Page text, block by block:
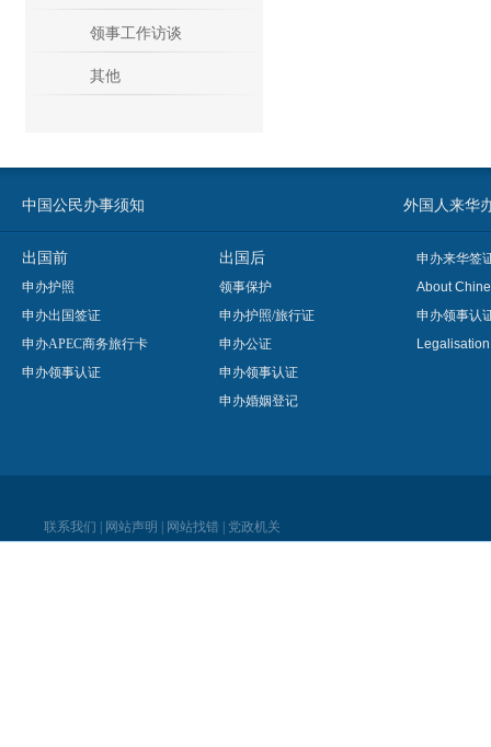
领事工作访谈
其他
中国公民办事须知 外国人来华
出国前
申办护照
申办出国签证
申办APEC商务旅行卡
申办领事认证
出国后
领事保护
申办护照/旅行证
申办公证
申办领事认证
申办婚姻登记
申办来华签
About
申办领事认
联系我们 网站声明 网站找错 党政机关